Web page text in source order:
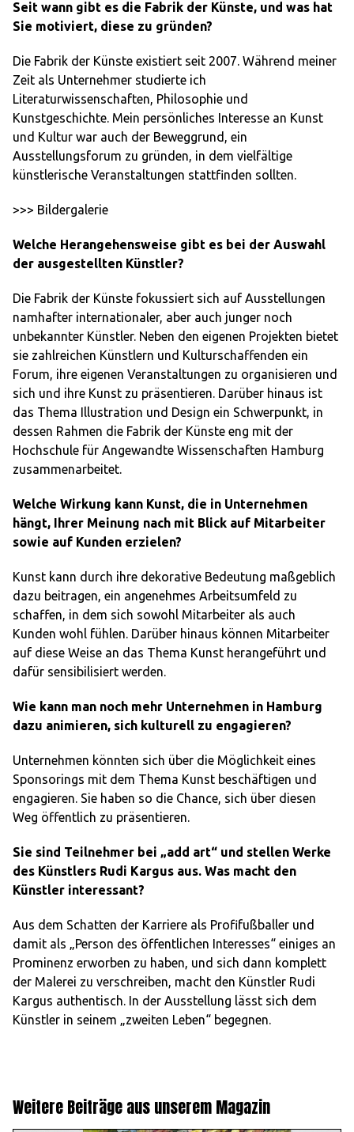
Seit wann gibt es die Fabrik der Künste, und was hat
Sie motiviert, diese zu gründen?
Die Fabrik der Künste existiert seit 2007. Während meiner
Zeit als Unternehmer studierte ich
Literaturwissenschaften, Philosophie und
Kunstgeschichte. Mein persönliches Interesse an Kunst
und Kultur war auch der Beweggrund, ein
Ausstellungsforum zu gründen, in dem vielfältige
künstlerische Veranstaltungen stattfinden sollten.
>>> Bildergalerie
Welche Herangehensweise gibt es bei der Auswahl
der ausgestellten Künstler?
Die Fabrik der Künste fokussiert sich auf Ausstellungen
namhafter internationaler, aber auch junger noch
unbekannter Künstler. Neben den eigenen Projekten bietet
sie zahlreichen Künstlern und Kulturschaffenden ein
Forum, ihre eigenen Veranstaltungen zu organisieren und
sich und ihre Kunst zu präsentieren. Darüber hinaus ist
das Thema Illustration und Design ein Schwerpunkt, in
dessen Rahmen die Fabrik der Künste eng mit der
Hochschule für Angewandte Wissenschaften Hamburg
zusammenarbeitet.
Welche Wirkung kann Kunst, die in Unternehmen
hängt, Ihrer Meinung nach mit Blick auf Mitarbeiter
sowie auf Kunden erzielen?
Kunst kann durch ihre dekorative Bedeutung maßgeblich
dazu beitragen, ein angenehmes Arbeitsumfeld zu
schaffen, in dem sich sowohl Mitarbeiter als auch
Kunden wohl fühlen. Darüber hinaus können Mitarbeiter
auf diese Weise an das Thema Kunst herangeführt und
dafür sensibilisiert werden.
Wie kann man noch mehr Unternehmen in Hamburg
dazu animieren, sich kulturell zu engagieren?
Unternehmen könnten sich über die Möglichkeit eines
Sponsorings mit dem Thema Kunst beschäftigen und
engagieren. Sie haben so die Chance, sich über diesen
Weg öffentlich zu präsentieren.
Sie sind Teilnehmer bei „add art“ und stellen Werke
des Künstlers Rudi Kargus aus. Was macht den
Künstler interessant?
Aus dem Schatten der Karriere als Profifußballer und
damit als „Person des öffentlichen Interesses“ einiges an
Prominenz erworben zu haben, und sich dann komplett
der Malerei zu verschreiben, macht den Künstler Rudi
Kargus authentisch. In der Ausstellung lässt sich dem
Künstler in seinem „zweiten Leben“ begegnen.
Weitere Beiträge aus unserem Magazin